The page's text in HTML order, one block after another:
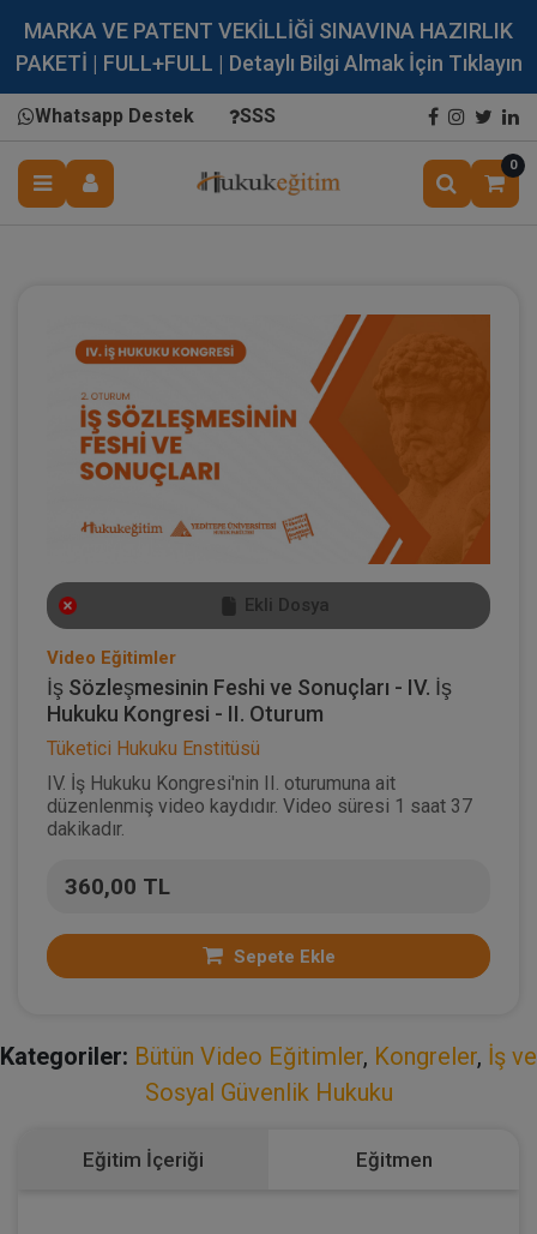
MARKA VE PATENT VEKİLLİĞİ SINAVINA HAZIRLIK
PAKETİ | FULL+FULL | Detaylı Bilgi Almak İçin Tıklayın
Whatsapp Destek SSS
0
Ekli Dosya
Video Eğitimler
İş Sözleşmesinin Feshi ve Sonuçları - IV. İş
Hukuku Kongresi - II. Oturum
Tüketici Hukuku Enstitüsü
IV. İş Hukuku Kongresi'nin II. oturumuna ait
düzenlenmiş video kaydıdır. Video süresi 1 saat 37
dakikadır.
360,00 TL
Sepete Ekle
Kategoriler: Bütün Video Eğitimler, Kongreler, İş ve
Sosyal Güvenlik Hukuku
Eğitim İçeriği Eğitmen